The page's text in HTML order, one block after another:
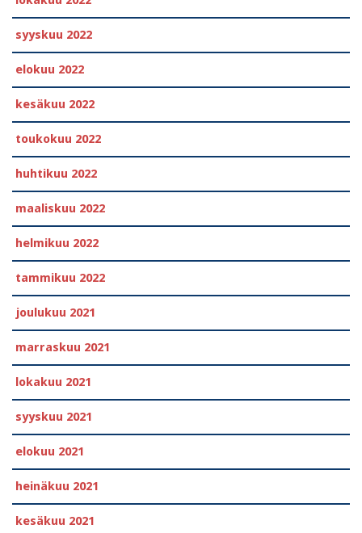
syyskuu 2022
elokuu 2022
kesäkuu 2022
toukokuu 2022
huhtikuu 2022
maaliskuu 2022
helmikuu 2022
tammikuu 2022
joulukuu 2021
marraskuu 2021
lokakuu 2021
syyskuu 2021
elokuu 2021
heinäkuu 2021
kesäkuu 2021